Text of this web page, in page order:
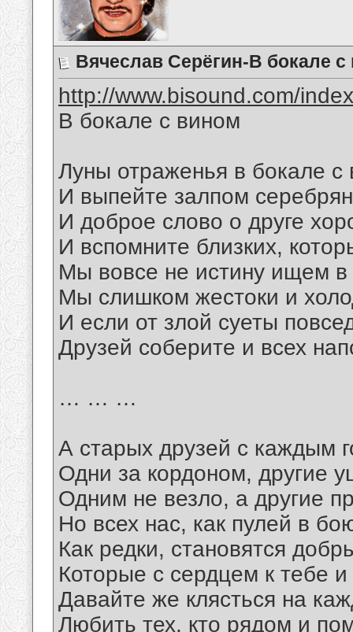
Вячеслав Серёгин-В бокале
http://www.bisound.com/
В бокале с вином
Луны отраженья в бокале с
И выпейте залпом
И доброе слово о друге
И вспомните близких,
Мы вовсе не истину ищем в
Мы слишком жестоки и
И если от злой суеты
Друзей соберите и всех
… … …
А старых друзей с каждым
Одни за кордоном, другие
Одним не везло, а другие
Но всех нас, как пулей в
Как редки, становятся
Которые с сердцем к тебе
Давайте же клясться на
Любить тех, кто рядом и